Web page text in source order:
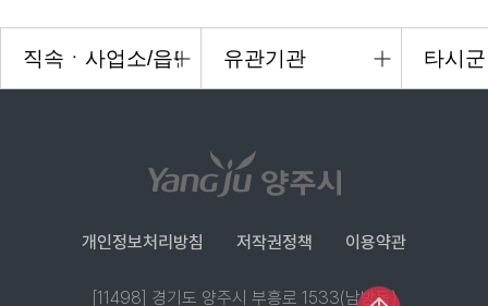
개인정보처리방침 저작권정책 이용약관
[11498] 경기도 양주시 부흥로 1533(남방동)